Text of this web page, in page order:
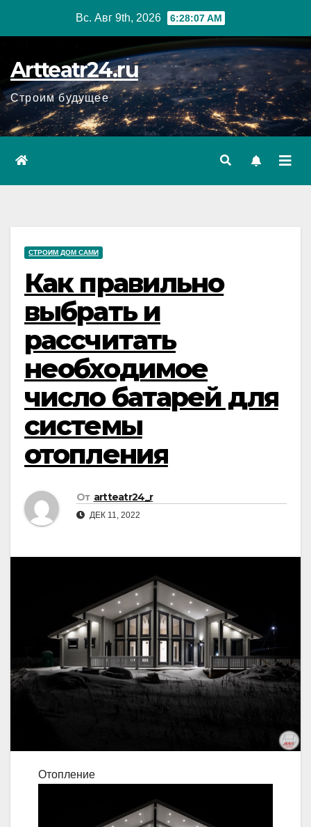
Вс. Авг 9th, 2026 6:28:08 AM
Artteatr24.ru
Строим будущее
СТРОИМ ДОМ САМИ
Как правильно
выбрать и
рассчитать
необходимое
число батарей для
системы
отопления
От artteatr24_r
ДЕК 11, 2022
Отопление